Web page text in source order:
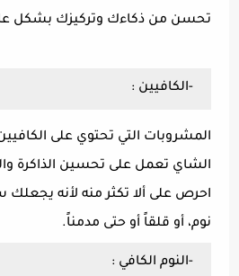
تحسن من ذكاءك وتركيزك بشكل
-الكافيين :
المشروبات التي تحتوي على
الشاي تعمل على تحسين الذاكرة
احرص على ألا تكثر منه لأنه يجعلك
نوم، أو قلقاً أو حتى مدمناً.
-النوم الكافي :